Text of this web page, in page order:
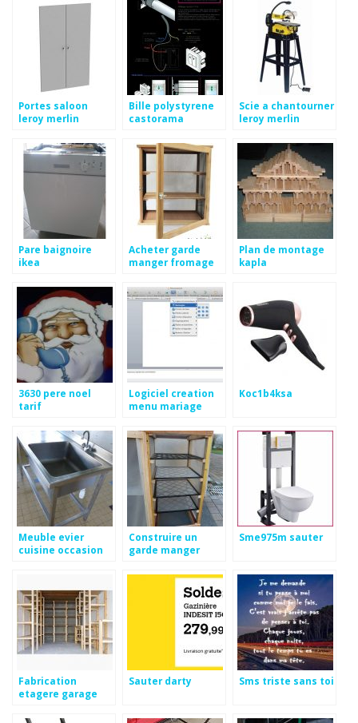
Portes saloon
leroy merlin
Bille polystyrene
castorama
Scie a chantourner
leroy merlin
Pare baignoire
ikea
Acheter garde
manger fromage
Plan de montage
kapla
3630 pere noel
tarif
Logiciel creation
menu mariage
Koc1b4ksa
Meuble evier
cuisine occasion
Construire un
garde manger
Sme975m sauter
Fabrication
etagere garage
Sauter darty Sms triste sans toi